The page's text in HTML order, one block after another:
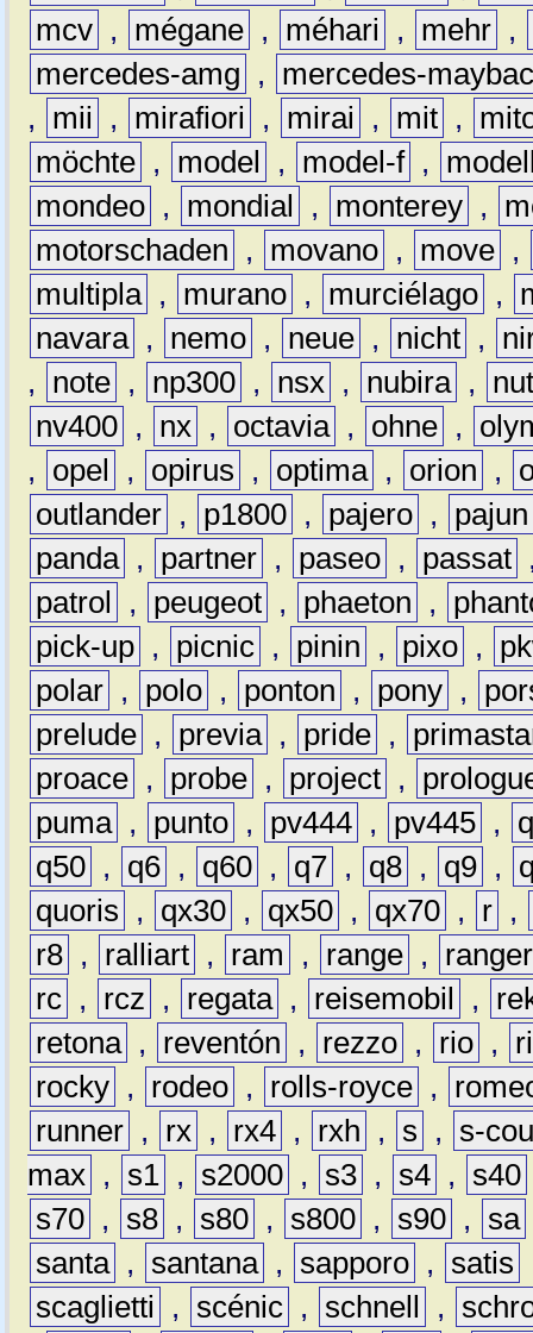
mcv , mégane , méhari , mehr ,
mercedes-amg
,
mercedes-
,
mii , mirafiori , mirai , mit ,
möchte , model , model-f ,
mondeo , mondial , monterey ,
motorschaden
, movano , move ,
multipla , murano , murciélago ,
navara , nemo , neue , nicht ,
,
note , np300 , nsx , nubira ,
nv400 , nx , octavia , ohne ,
,
opel , opirus , optima , orion ,
outlander , p1800 , pajero ,
pajun
panda , partner , paseo , passat
patrol
, peugeot , phaeton ,
pick-up , picnic , pinin , pixo ,
polar , polo , ponton , pony ,
prelude , previa , pride ,
proace , probe , project ,
puma , punto , pv444 , pv445 ,
q50 , q6 , q60 , q7 , q8 , q9 ,
quoris
, qx30 , qx50 , qx70 , r ,
r8 , ralliart , ram , range ,
ranger
rc , rcz , regata , reisemobil ,
retona , reventón , rezzo , rio ,
rocky , rodeo , rolls-royce ,
runner , rx , rx4 , rxh , s ,
s-
max , s1 , s2000 , s3 , s4 , s40
s70 , s8 , s80 , s800 , s90 , sa
santa , santana , sapporo , satis
scaglietti
, scénic , schnell ,